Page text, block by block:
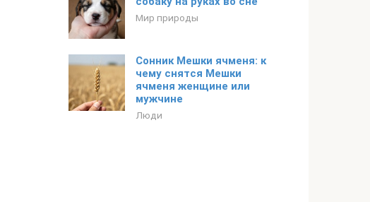
Мир природы
Сонник Мешки ячменя: к
чему снятся Мешки
ячменя женщине или
мужчине
Люди